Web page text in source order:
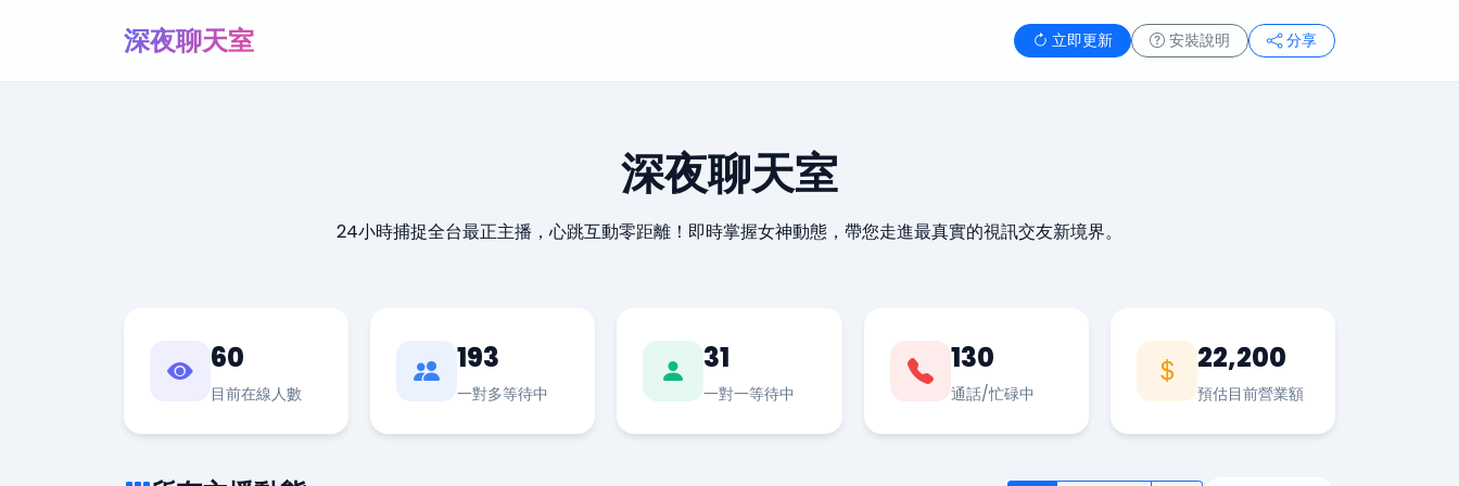
深夜聊天室 立即更新 安裝說明 分享
深夜聊天室
24小時捕捉全台最正主播，心跳互動零距離！即時掌握女神動態，帶您走進最真實的視訊交友新境界。
60
目前在線人數
193
一對多等待中
31
一對一等待中
130
通話/忙碌中
22,200
預估目前營業額